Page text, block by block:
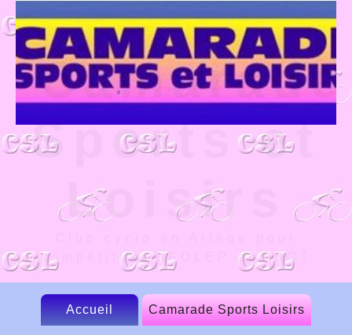
Camarade
Sports et
Loisirs
compétition UFOLEP et FSGT
Accueil Camarade Sports Loisirs